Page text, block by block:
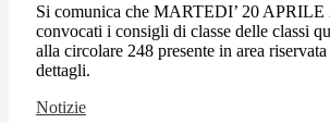
Si comunica che MARTEDI’ 20 APRILE
convocati i consigli di classe delle classi
alla circolare 248 presente in area
dettagli.
Notizie